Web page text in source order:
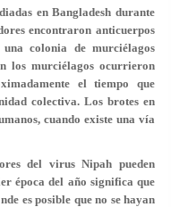
en Bangladesh durante
encontraron anticuerpos
colonia de murciélagos
los murciélagos ocurrieron
el tiempo que
colectiva. Los brotes en
cuando existe una vía
del virus Nipah pueden
época del año significa que
es posible que no se hayan